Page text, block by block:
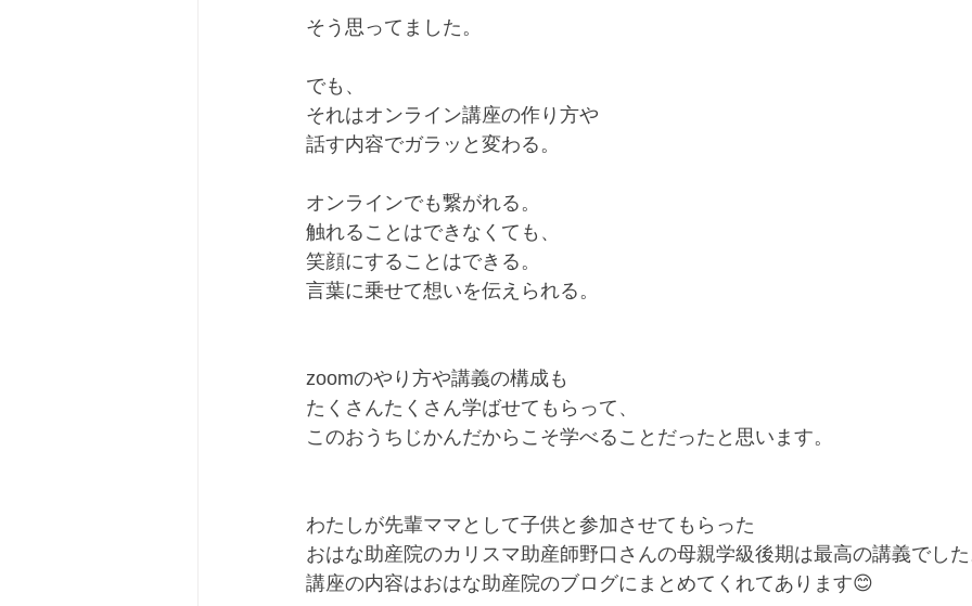
そう思ってました。﻿
でも、﻿
それはオンライン講座の作り方や﻿
話す内容でガラッと変わる。﻿
オンラインでも繋がれる。﻿
触れることはできなくても、﻿
笑顔にすることはできる。﻿
言葉に乗せて想いを伝えられる。﻿
zoomのやり方や講義の構成も﻿
たくさんたくさん学ばせてもらって、﻿
このおうちじかんだからこそ学べることだったと思います。﻿
わたしが先輩ママとして子供と参加させてもらった﻿
おはな助産院のカリスマ助産師野口さんの母親学級後期は﻿最高の講義でし
講座の内容はおはな助産院のブログにまとめてくれてあります😊﻿